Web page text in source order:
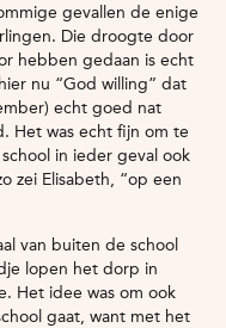
gevallen de enige
Die droogte door
hebben gedaan is echt
nu “God willing” dat
echt goed nat
Het was echt fijn om te
in ieder geval ook
zei Elisabeth, “op een
van buiten de school
lopen het dorp in
Het idee was om ook
gaat, want met het